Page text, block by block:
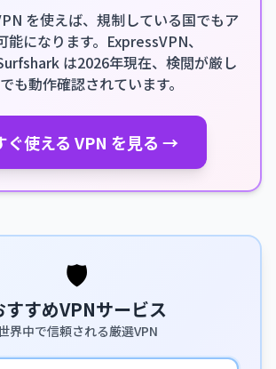
を使えば、規制している国でもア
能になります。ExpressVPN、
は2026年現在、検閲が厳し
も動作確認されています。
ぐ使える VPN を見る →
🛡️
すすめVPNサービス
界中で信頼される厳選VPN